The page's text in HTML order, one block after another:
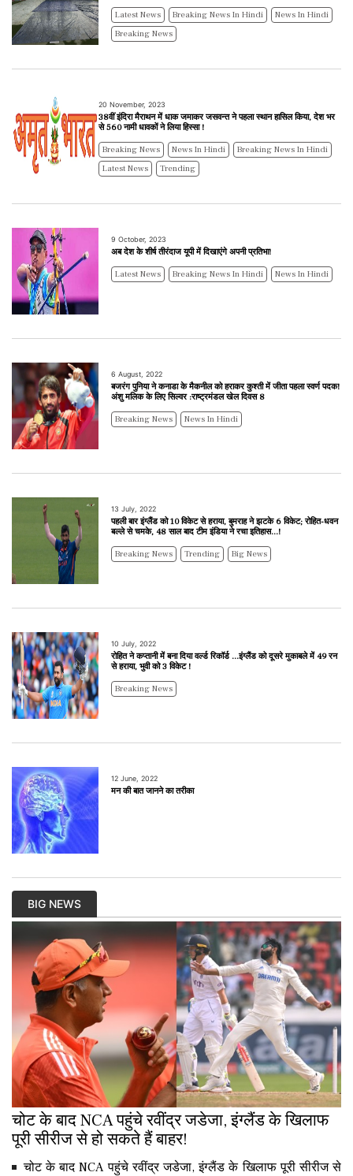
Latest News
Breaking News In Hindi
News In Hindi
Breaking News
20 November, 2023
38वीं इंदिरा मैराथन में धाक जमाकर जसवन्त ने पहला स्थान हासिल किया, देश भर
से 560 नामी धावकों ने लिया हिस्सा !
Breaking News
News In Hindi
Breaking News In Hindi
Latest News
Trending
9 October, 2023
अब देश के शीर्ष तीरंदाज यूपी में दिखाएंगे अपनी प्रतिभा!
Latest News
Breaking News In Hindi News In Hindi
6 August, 2022
बजरंग पुनिया ने कनाडा के मैकनील को हराकर कुश्ती में जीता पहला स्वर्ण पदक!
अंशु मलिक के लिए सिल्वर :राष्ट्रमंडल खेल दिवस 8
Breaking News
News In Hindi
13 July, 2022
पहली बार इंग्लैंड को 10 विकेट से हराया, बुमराह ने झटके 6 विकेट; रोहित-धवन
बल्ले से चमके, 48 साल बाद टीम इंडिया ने रचा इतिहास...!
Breaking News
Trending Big News
10 July, 2022
रोहित ने कप्तानी में बना दिया वर्ल्ड रिकॉर्ड ...इंग्लैंड को दूसरे मुकाबले में 49 रन
से हराया, भुवी को 3 विकेट !
Breaking News
12 June, 2022
मन की बात जानने का तरीका
BIG NEWS
चोट के बाद NCA पहुंचे रवींद्र जडेजा, इंग्लैंड के खिलाफ
पूरी सीरीज से हो सकते हैं बाहर!
चोट के बाद NCA पहुंचे रवींद्र जडेजा, इंग्लैंड के खिलाफ पूरी सीरीज से